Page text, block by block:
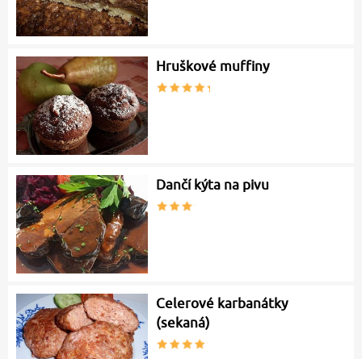
Hruškové muffiny
Dančí kýta na pivu
Celerové karbanátky
(sekaná)